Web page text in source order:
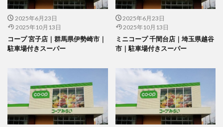
2025年6月23日
2025年10月13日
コープ 宮子店｜群馬県伊勢崎市｜
駐車場付きスーパー
2025年6月23日
2025年10月13日
ミニコープ 千間台店｜埼玉県越谷
市｜駐車場付きスーパー